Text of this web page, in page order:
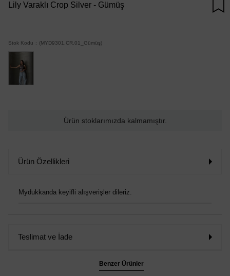
Lily Varaklı Crop Silver - Gümüş
Stok Kodu (MYD9301.CR.01_Gümüş)
Ürün stoklarımızda kalmamıştır.
Ürün Özellikleri
Mydukkanda keyifli alışverişler dileriz.
Teslimat ve İade
Benzer Ürünler